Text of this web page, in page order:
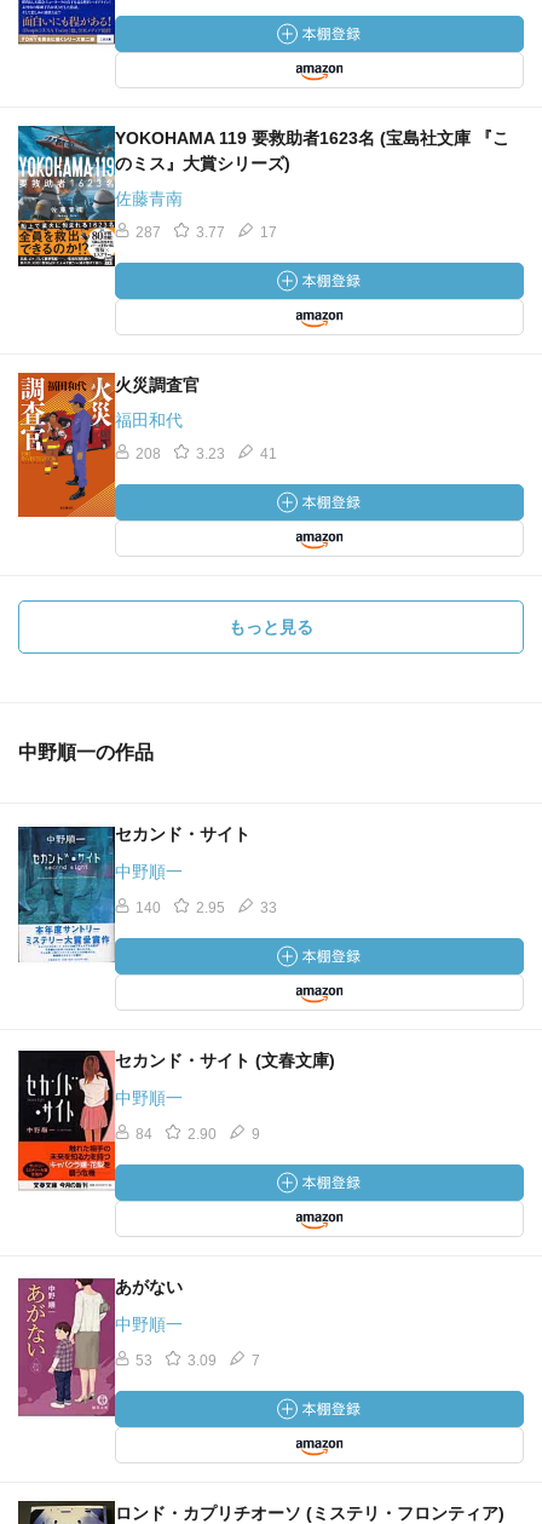
YOKOHAMA 119 要救助者1623名 (宝島社文庫 『こ
のミス』大賞シリーズ)
佐藤青南
287 3.77 17
火災調査官
福田和代
208 3.23 41
もっと見る
中野順一の作品
セカンド・サイト
中野順一
140 2.95 33
セカンド・サイト (文春文庫)
中野順一
84 2.90 9
あがない
中野順一
53 3.09 7
ロンド・カプリチオーソ (ミステリ・フロンティア)